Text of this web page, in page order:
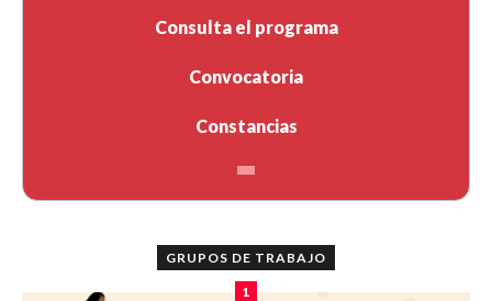
Consulta el programa
Convocatoria
Constancias
GRUPOS DE TRABAJO
1